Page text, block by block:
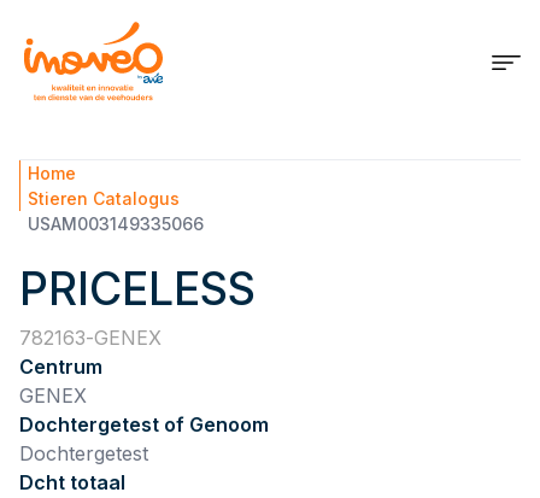
Home
Stieren Catalogus
USAM003149335066
PRICELESS
782163 GENEX
Centrum
GENEX
Dochtergetest of Genoom
Dochtergetest
Dcht totaal